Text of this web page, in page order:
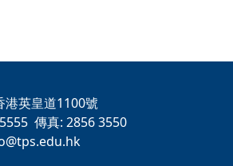
港英皇道1100號
傳真: 2856 3550